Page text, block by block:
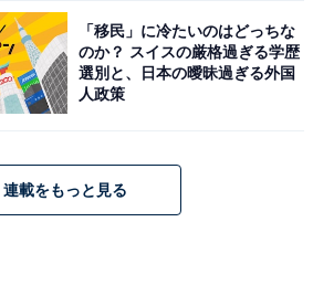
自治体）ランキング！2位「北葛
？
」ランキング！ 2位「生駒郡平群
たい街（駅）」ランキング！ 2位
「移民」に冷たいのはどっちな
のか？ スイスの厳格過ぎる学歴
選別と、日本の曖昧過ぎる外国
人政策
連載をもっと見る